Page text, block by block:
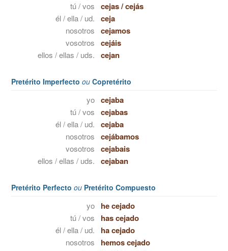
tú / vos cejas/cejás
él / ella / ud. ceja
nosotros cejamos
vosotros cejáis
ellos / ellas / uds. cejan
Pretérito Imperfecto ou Copretérito
yo cejaba
tú / vos cejabas
él / ella / ud. cejaba
nosotros cejábamos
vosotros cejabais
ellos / ellas / uds. cejaban
Pretérito Perfecto ou Pretérito Compuesto
yo he cejado
tú / vos has cejado
él / ella / ud. ha cejado
nosotros hemos cejado